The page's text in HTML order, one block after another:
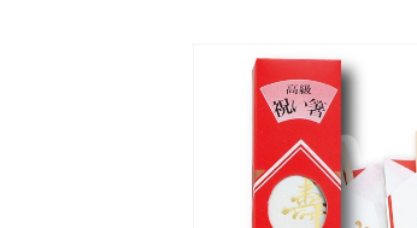
ギフトセット
フェイス&ボディケア
防災・防犯グッズ
ファッション雑貨